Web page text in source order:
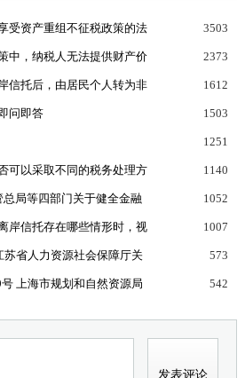
受资产重组不征税政策的法
3503
中，纳税人无法提供财产价
2373
信托后，由居民个人转为非
1612
问即答 1503
1251
可以采取不同的税务处理方
1140
局等四部门关于健全金融
1052
岸信托存在哪些情形时，视
1007
苏省人力资源社会保障厅关
573
上海市规划和自然资源局
542